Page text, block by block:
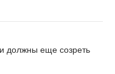
должны еще созреть